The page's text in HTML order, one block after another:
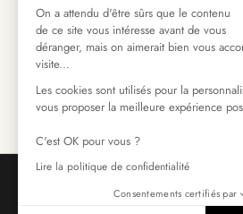
On a attendu d'être sûrs que le contenu
de ce site vous intéresse avant de vous
déranger, mais on aimerait bien vous
visite...
Les cookies sont utilisés pour la
vous proposer la meilleure expérience
C'est OK pour vous ?
Lire la politique de confidentialité
Consentements certifiés par